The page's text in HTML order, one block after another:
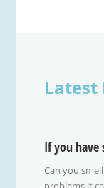
Latest
If you
Can you